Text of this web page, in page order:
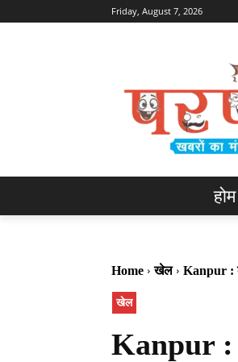
Friday, August 7, 2026
होम
Home खेल Kanpur :
खेल
Kanpur :